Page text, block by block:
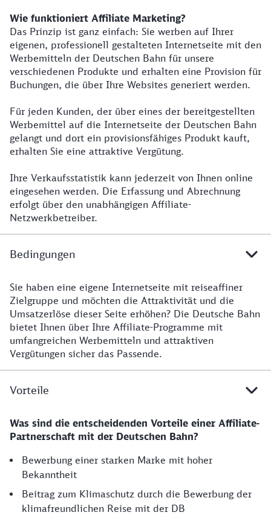
Wie funktioniert Affiliate Marketing?
Das Prinzip ist ganz einfach: Sie werben auf Ihrer
eigenen, professionell gestalteten Internetseite mit den
Werbemitteln der Deutschen Bahn für unsere
verschiedenen Produkte und erhalten eine Provision für
Buchungen, die über Ihre Websites generiert werden.
Für jeden Kunden, der über eines der bereitgestellten
Werbemittel auf die Internetseite der Deutschen Bahn
gelangt und dort ein provisionsfähiges Produkt kauft,
erhalten Sie eine attraktive Vergütung.
Ihre Verkaufsstatistik kann jederzeit von Ihnen online
eingesehen werden. Die Erfassung und Abrechnung
erfolgt über den unabhängigen Affiliate-
Netzwerkbetreiber.
Bedingungen
Sie haben eine eigene Internetseite mit reiseaffiner
Zielgruppe und möchten die Attraktivität und die
Umsatzerlöse dieser Seite erhöhen? Die Deutsche Bahn
bietet Ihnen über Ihre Affiliate-Programme mit
umfangreichen Werbemitteln und attraktiven
Vergütungen sicher das Passende.
Vorteile
Was sind die entscheidenden Vorteile einer Affiliate-
Partnerschaft mit der Deutschen Bahn?
Bewerbung einer starken Marke mit hoher
Bekanntheit
Beitrag zum Klimaschutz durch die Bewerbung der
klimafreundlichen Reise mit der DB